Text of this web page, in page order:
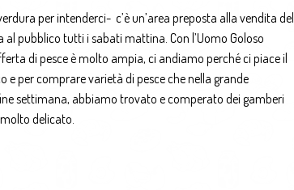
per intenderci- c’è un’area preposta alla vendita del
pubblico tutti i sabati mattina. Con l’Uomo Goloso
di pesce è molto ampia, ci andiamo perché ci piace il
e per comprare varietà di pesce che nella grande
settimana, abbiamo trovato e comperato dei gamberi
delicato.